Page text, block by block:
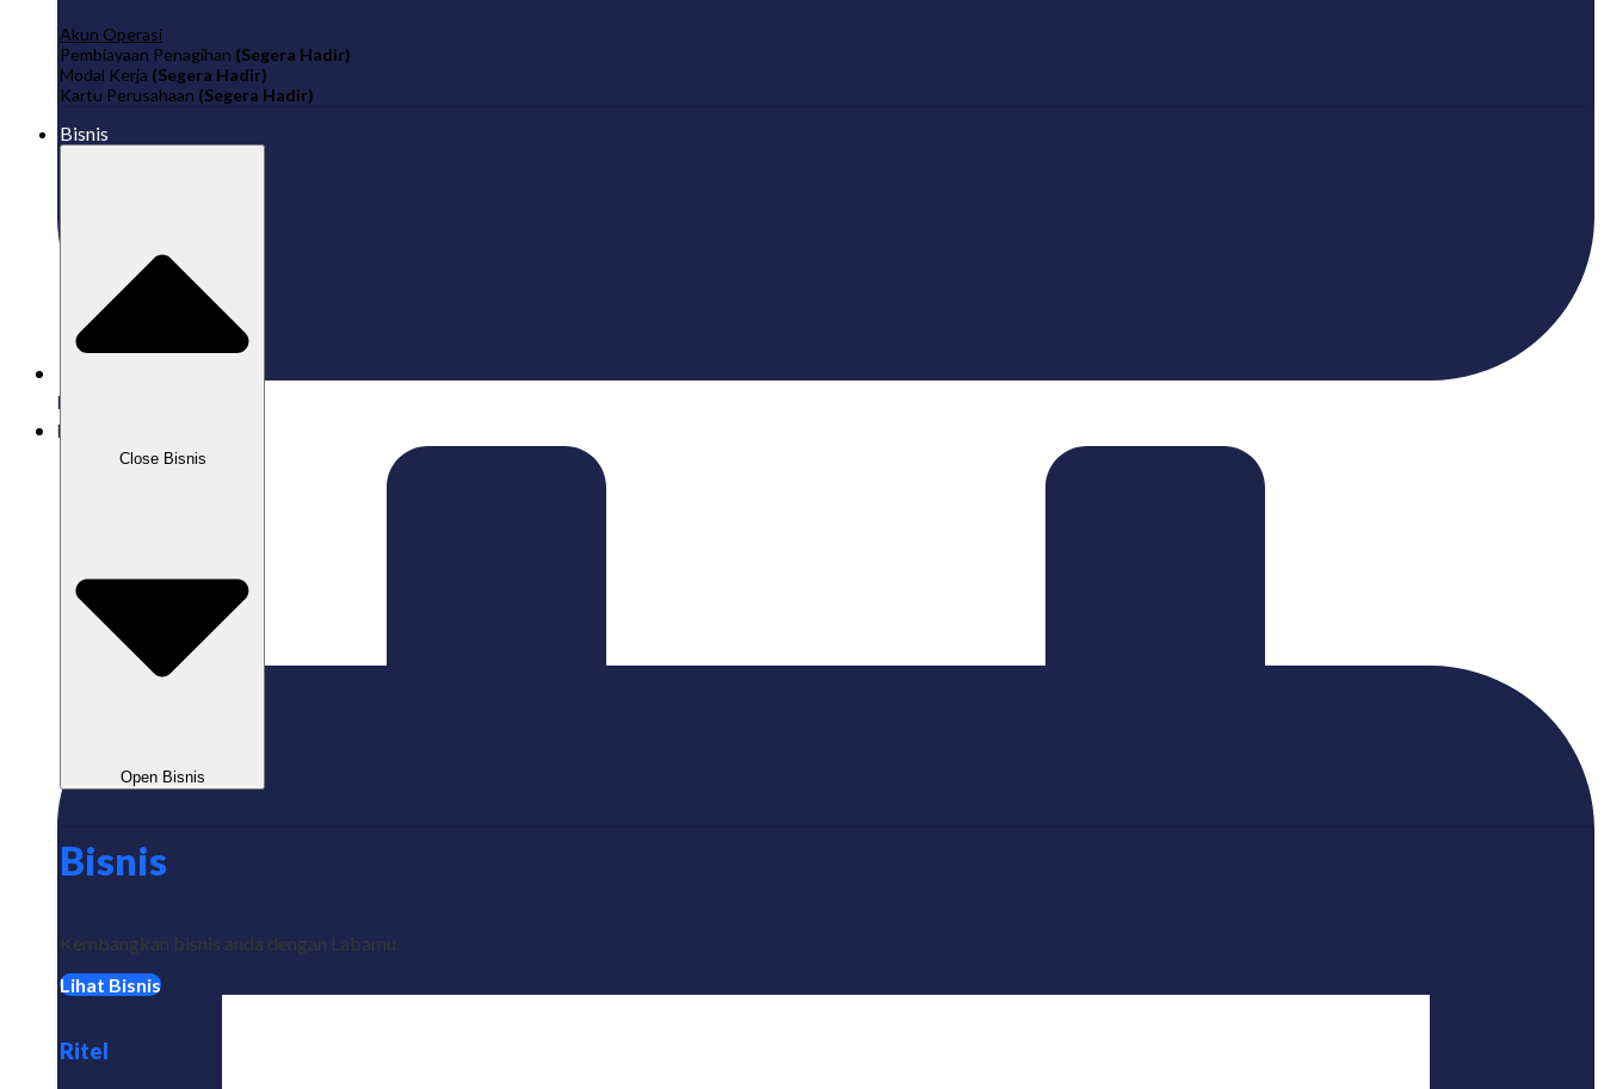
Akun Operasi
Pembiayaan Penagihan (Segera Hadir)
Modal Kerja (Segera Hadir)
Kartu Perusahaan (Segera Hadir)
Bisnis
Close Bisnis
Open Bisnis
Bisnis
Kembangkan bisnis anda dengan Labamu
Lihat Bisnis
Ritel
Published:
Labamu